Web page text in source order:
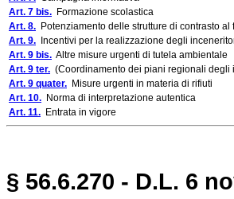
Art. 7 bis. Formazione scolastica
Art. 8. Potenziamento delle strutture di contrasto
Art. 9. Incentivi per la realizzazione degli
Art. 9 bis. Altre misure urgenti di tutela ambientale
Art. 9 ter. (Coordinamento dei piani regionali
Art. 9 quater. Misure urgenti in materia di rifiuti
Art. 10. Norma di interpretazione autentica
Art. 11. Entrata in vigore
§ 56.6.270 - D.L. 6